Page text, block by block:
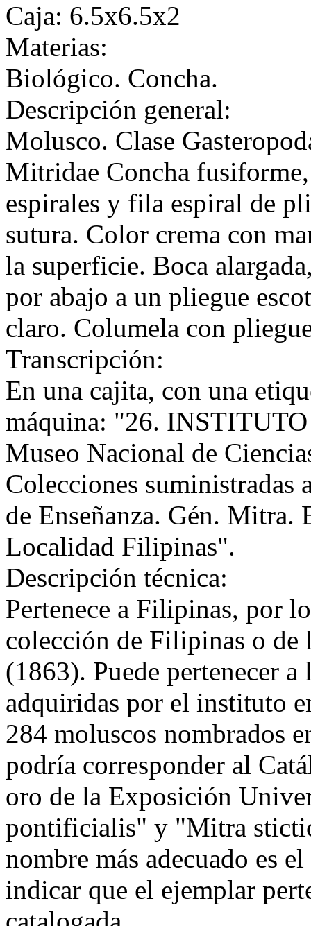
Caja: 6.5x6.5x2
Materias:
Biológico. Concha.
Descripción general:
Molusco. Clase
Mitridae Concha
espirales y fila espiral de
sutura. Color crema con
la superficie. Boca
por abajo a un pliegue
claro. Columela con
Transcripción:
En una cajita, con una
máquina: "26.
Museo Nacional de
Colecciones suministradas
de Enseñanza. Gén.
Localidad Filipinas".
Descripción técnica:
Pertenece a Filipinas, por
colección de Filipinas o
(1863). Puede pertenecer
adquiridas por el instituto
284 moluscos nombrados
podría corresponder al
oro de la Exposición
pontificialis" y "Mitra
nombre más adecuado es
indicar que el ejemplar